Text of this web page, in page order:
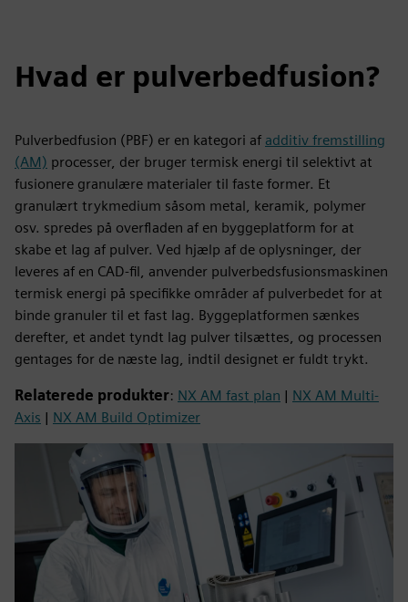
Hvad er pulverbedfusion?
Pulverbedfusion (PBF) er en kategori af additiv fremstilling
(AM) processer, der bruger termisk energi til selektivt at
fusionere granulære materialer til faste former. Et
granulært trykmedium såsom metal, keramik, polymer
osv. spredes på overfladen af en byggeplatform for at
skabe et lag af pulver. Ved hjælp af de oplysninger, der
leveres af en CAD-fil, anvender pulverbedsfusionsmaskinen
termisk energi på specifikke områder af pulverbedet for at
binde granuler til et fast lag. Byggeplatformen sænkes
derefter, et andet tyndt lag pulver tilsættes, og processen
gentages for de næste lag, indtil designet er fuldt trykt.
Relaterede produkter: NX AM fast plan | NX AM Multi-
Axis | NX AM Build Optimizer